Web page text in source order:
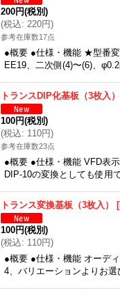
200円(税別)
(税込: 220円)
参考在庫数17点
●概要 ●仕様・機能 ★型番
EE19、二次側(4)〜(6)、
トランスDIP化基板（3枚入）
100円(税別)
(税込: 110円)
参考在庫数23点
●概要 ●仕様・機能 VFD表
DIP-10の変換としても使用
トランス変換基板（3枚入） [
100円(税別)
(税込: 110円)
●概要 ●仕様・機能 オーデ
4、バリエーションよりお